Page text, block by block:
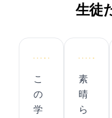
生徒
こ
の
学
素
晴
ら